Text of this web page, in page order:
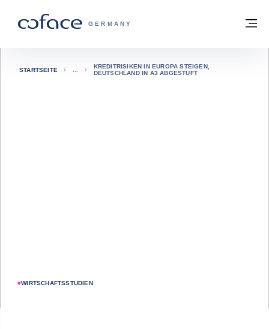
COFACE FOR TRADE - WEBSEITE DER
GERMANY
Zurück zur Startseite
#WIRTSCHAFTSSTUDIEN
STARTSEITE
KREDITRISIKEN IN EUROPA STEIGEN,
DEUTSCHLAND IN A3 ABGESTUFT